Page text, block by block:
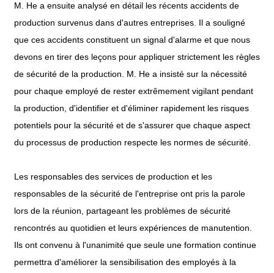
M. He a ensuite analysé en détail les récents accidents de
production survenus dans d'autres entreprises. Il a souligné
que ces accidents constituent un signal d'alarme et que nous
devons en tirer des leçons pour appliquer strictement les règles
de sécurité de la production. M. He a insisté sur la nécessité
pour chaque employé de rester extrêmement vigilant pendant
la production, d'identifier et d'éliminer rapidement les risques
potentiels pour la sécurité et de s'assurer que chaque aspect
du processus de production respecte les normes de sécurité.
Les responsables des services de production et les
responsables de la sécurité de l'entreprise ont pris la parole
lors de la réunion, partageant les problèmes de sécurité
rencontrés au quotidien et leurs expériences de manutention.
Ils ont convenu à l'unanimité que seule une formation continue
permettra d'améliorer la sensibilisation des employés à la